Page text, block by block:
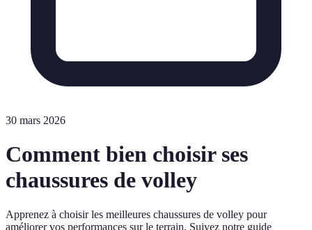
30 mars 2026
Comment bien choisir ses
chaussures de volley
Apprenez à choisir les meilleures chaussures de volley pour
améliorer vos performances sur le terrain. Suivez notre guide